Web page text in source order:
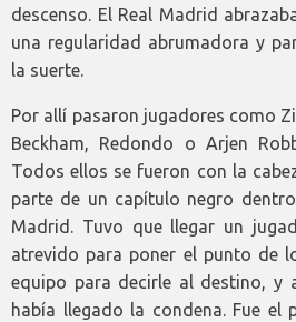
descenso. El Real Madrid
una regularidad abrumadora y
la suerte.
Por allí pasaron jugadores como
Beckham, Redondo o Arjen
Todos ellos se fueron con la
parte de un capítulo negro
Madrid. Tuvo que llegar un
atrevido para poner el punto de
equipo para decirle al destino, y
había llegado la condena. Fue el